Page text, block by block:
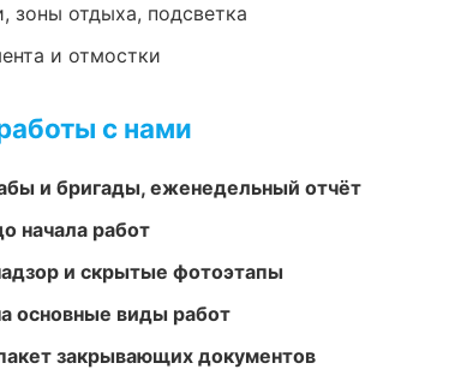
зоны отдыха, подсветка
и отмостки
с нами
и бригады, еженедельный отчёт
начала работ
и скрытые фотоэтапы
основные виды работ
закрывающих документов